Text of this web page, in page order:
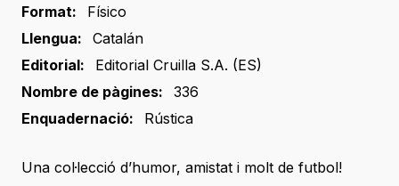
Format:
Físico
Llengua:
Catalán
Editorial:
Editorial Cruilla S.A. (ES)
Nombre de pàgines:
336
Enquadernació:
Rústica
Una col·lecció d’humor, amistat i molt de futbol!